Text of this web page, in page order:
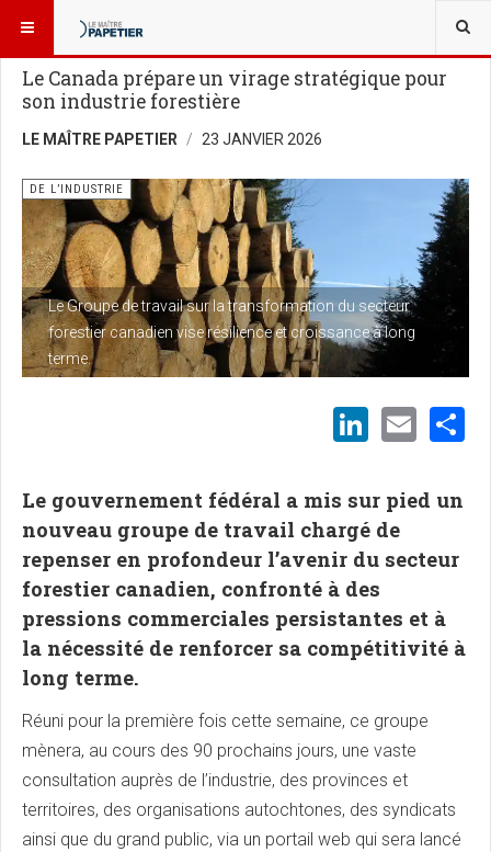
VOUS ÊTES ICI :
Le Canada prépare un virage stratégique pour
son industrie forestière
LE MAÎTRE PAPETIER 23 JANVIER 2026
Le Groupe de travail sur la transformation du secteur
forestier canadien vise résilience et croissance à long
terme.
DE L’INDUSTRIE
Le gouvernement fédéral a mis sur pied un
nouveau groupe de travail chargé de
repenser en profondeur l’avenir du secteur
forestier canadien, confronté à des
pressions commerciales persistantes et à
la nécessité de renforcer sa compétitivité à
long terme.
Réuni pour la première fois cette semaine, ce groupe
mènera, au cours des 90 prochains jours, une vaste
consultation auprès de l’industrie, des provinces et
territoires, des organisations autochtones, des syndicats
ainsi que du grand public, via un portail web qui sera lancé